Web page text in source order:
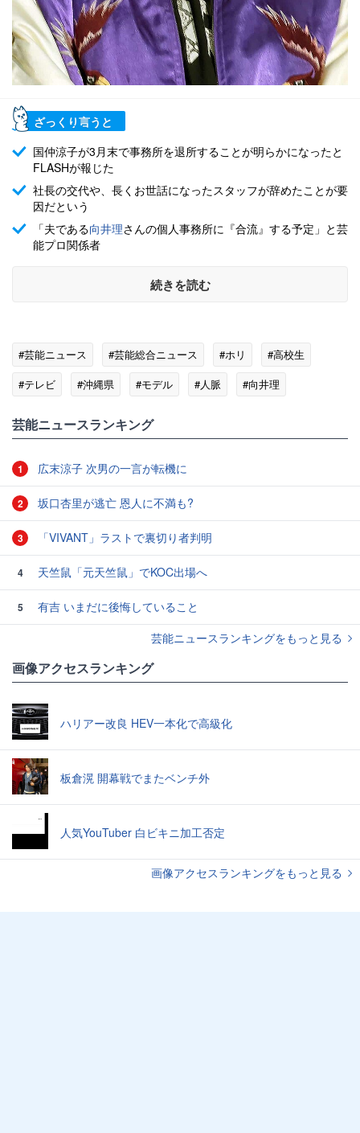
ざっくり言うと
国仲涼子が3月末で事務所を退所することが明らかになったと
FLASHが報じた
社長の交代や、長くお世話になったスタッフが辞めたことが要
因だという
「夫である向井理さんの個人事務所に『合流』する予定」と芸
能プロ関係者
続きを読む
#芸能ニュース #芸能総合ニュース #ホリ
#高校生
#テレビ
#沖縄県 #モデル #人脈
#向井理
芸能ニュースランキング
1 広末涼子 次男の一言が転機に
2 坂口杏里が逃亡 恩人に不満も?
3 「VIVANT」ラストで裏切り者判明
4 天竺鼠「元天竺鼠」でKOC出場へ
5
有吉 いまだに後悔していること
芸能ニュースランキングをもっと見る
画像アクセスランキング
ハリアー改良 HEV一本化で高級化
板倉滉 開幕戦でまたベンチ外
人気YouTuber 白ビキニ加工否定
画像アクセスランキングをもっと見る